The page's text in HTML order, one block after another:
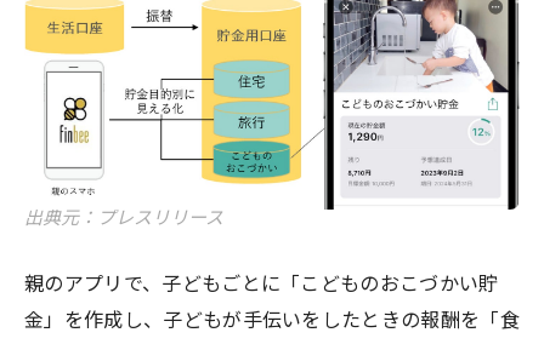
出典元：プレスリリース
親のアプリで、子どもごとに「こどものおこづかい貯
金」を作成し、子どもが手伝いをしたときの報酬を「食